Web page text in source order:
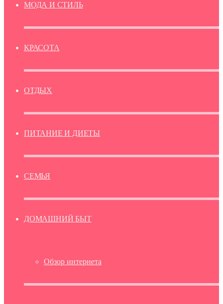
МОДА И СТИЛЬ
КРАСОТА
ОТДЫХ
ПИТАНИЕ И ДИЕТЫ
СЕМЬЯ
ДОМАШНИЙ БЫТ
Обзор интернета